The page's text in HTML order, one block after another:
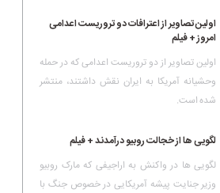
اولین تصاویر از اعترافات دو تروریست اعدامی
امروز + فیلم
اولین تصاویر از دو تروریست اعدامی که در حمله
وحشیانه آمریکا به ایران نقش داشتند، منتشر
شده است.
لگویی ها از خجالت روبیو درآمدند + فیلم
لگویی ها در واکنش به اراجیفی که مارک روبیو
وزیر جنایت پیشه آمریکایی در خصوص جنگ با